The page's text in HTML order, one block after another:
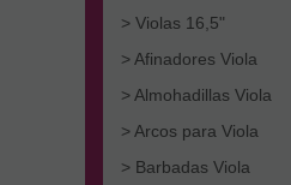
> Violas 16,5"
> Afinadores Viola
> Almohadillas Viola
> Arcos para Viola
> Barbadas Viola